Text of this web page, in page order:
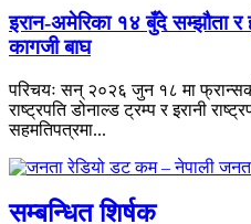
इरान-अमेरिका १४ बुँदे सम्झौता र
कागजी बाघ
परिचयः सन् २०२६ जुन १८ मा
राष्ट्रपति डोनाल्ड ट्रम्प र इरानी
सहमतिपत्रमा...
सम्बन्धित शिर्षक